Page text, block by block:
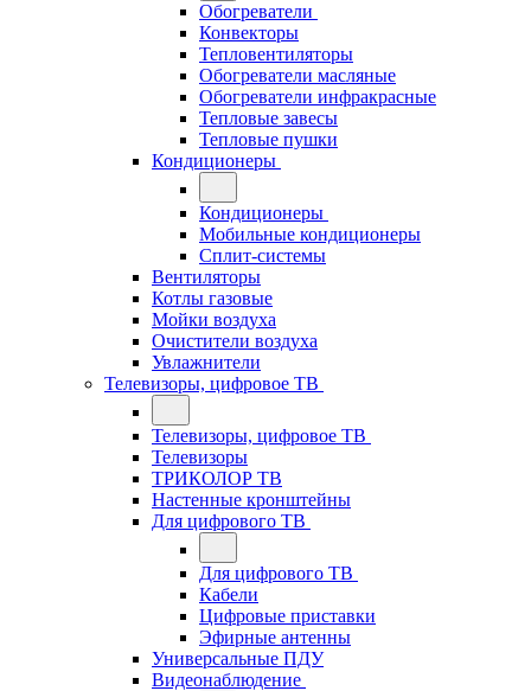
Обогреватели
Конвекторы
Тепловентиляторы
Обогреватели масляные
Обогреватели инфракрасные
Тепловые завесы
Тепловые пушки
Кондиционеры
Кондиционеры
Мобильные кондиционеры
Сплит-системы
Вентиляторы
Котлы газовые
Мойки воздуха
Очистители воздуха
Увлажнители
Телевизоры, цифровое ТВ
Телевизоры, цифровое ТВ
Телевизоры
ТРИКОЛОР ТВ
Настенные кронштейны
Для цифрового ТВ
Для цифрового ТВ
Кабели
Цифровые приставки
Эфирные антенны
Универсальные ПДУ
Видеонаблюдение